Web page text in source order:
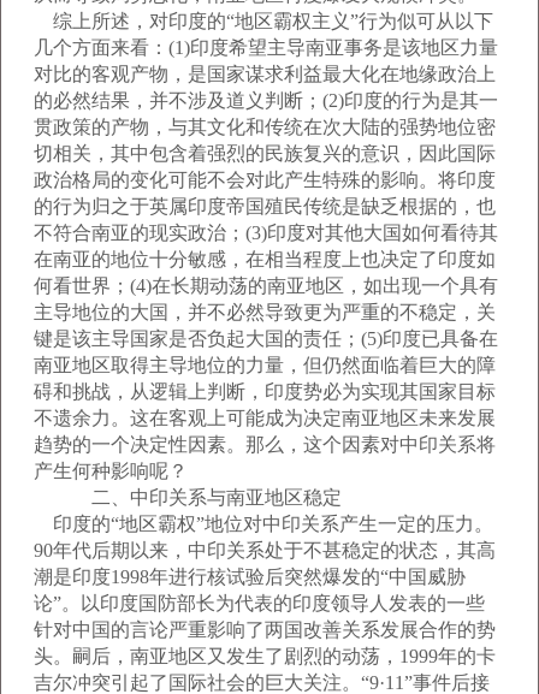
综上所述，对印度的“地区霸权主义”行为似可从以下
几个方面来看：(1)印度希望主导南亚事务是该地区力量
对比的客观产物，是国家谋求利益最大化在地缘政治上
的必然结果，并不涉及道义判断；(2)印度的行为是其一
贯政策的产物，与其文化和传统在次大陆的强势地位密
切相关，其中包含着强烈的民族复兴的意识，因此国际
政治格局的变化可能不会对此产生特殊的影响。将印度
的行为归之于英属印度帝国殖民传统是缺乏根据的，也
不符合南亚的现实政治；(3)印度对其他大国如何看待其
在南亚的地位十分敏感，在相当程度上也决定了印度如
何看世界；(4)在长期动荡的南亚地区，如出现一个具有
主导地位的大国，并不必然导致更为严重的不稳定，关
键是该主导国家是否负起大国的责任；(5)印度已具备在
南亚地区取得主导地位的力量，但仍然面临着巨大的障
碍和挑战，从逻辑上判断，印度势必为实现其国家目标
不遗余力。这在客观上可能成为决定南亚地区未来发展
趋势的一个决定性因素。那么，这个因素对中印关系将
产生何种影响呢？
二、中印关系与南亚地区稳定
印度的“地区霸权”地位对中印关系产生一定的压力。
90年代后期以来，中印关系处于不甚稳定的状态，其高
潮是印度1998年进行核试验后突然爆发的“中国威胁
论”。以印度国防部长为代表的印度领导人发表的一些
针对中国的言论严重影响了两国改善关系发展合作的势
头。嗣后，南亚地区又发生了剧烈的动荡，1999年的卡
吉尔冲突引起了国际社会的巨大关注。“9·11”事件后接